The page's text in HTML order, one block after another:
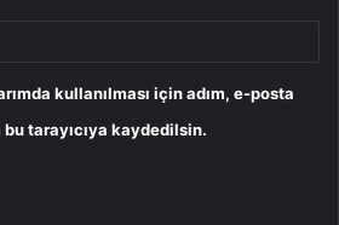
kullanılması için adım, e-posta
tarayıcıya kaydedilsin.